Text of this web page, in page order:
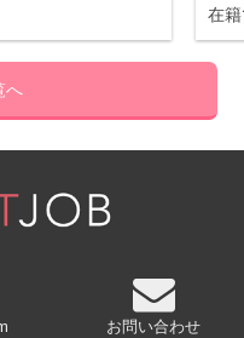
在
へ
お問い合わせ